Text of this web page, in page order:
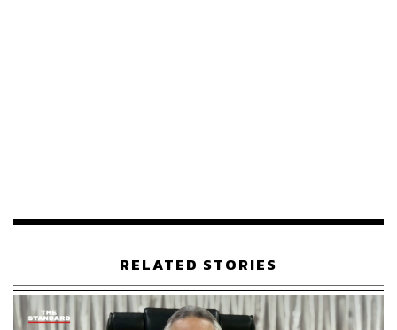
เหมือนพรรคอื่น เราก็เข้มแข็งแบบเรา รอต่อไปอีกไม่นาน
เดี๋ยวก็เห็น ซึ่งจะเห็นชัดทั้งในส่วนของผู้สมัครแบบแบ่งเขต
และบัญชีรายชื่อ
RELATED STORIES